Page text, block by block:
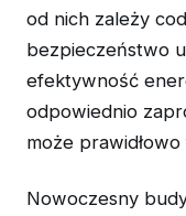
od nich zależy
bezpieczeństwo
efektywność
odpowiednio
może
Nowoczesny